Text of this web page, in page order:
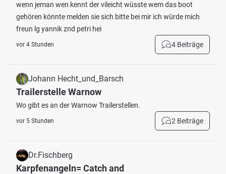
wenn jeman wen kennt der vileicht wüsste wem das boot
gehören könnte melden sie sich bitte bei mir ich würde mich
freun lg yannik znd petri hei
vor 4 Stunden 4 Beiträge
Johann Hecht_und_Barsch
Trailerstelle Warnow
Wo gibt es an der Warnow Trailerstellen.
vor 5 Stunden 2 Beiträge
Dr.Fischberg
Karpfenangeln= Catch and